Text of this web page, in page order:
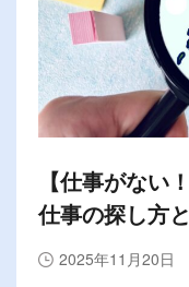
【仕事がない
仕事の探し方
2025年11月20日